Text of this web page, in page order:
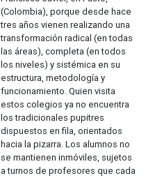
(Colombia), porque desde hace
tres años vienen realizando una
transformación radical (en todas
las áreas), completa (en todos
los niveles) y sistémica en su
estructura, metodología y
funcionamiento. Quien visita
estos colegios ya no encuentra
los tradicionales pupitres
dispuestos en fila, orientados
hacia la pizarra. Los alumnos no
se mantienen inmóviles, sujetos
a turnos de profesores que cada